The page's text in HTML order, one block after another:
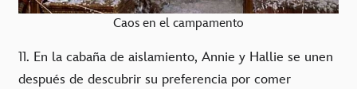
Caos en el campamento
11. En la cabaña de aislamiento, Annie y Hallie se unen
después de descubrir su preferencia por comer